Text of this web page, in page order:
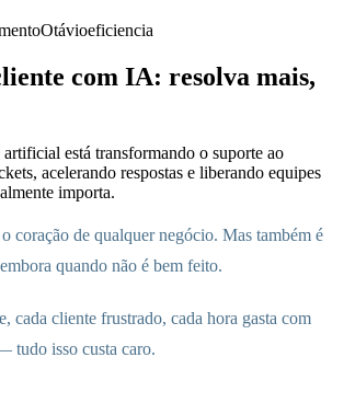
Otávioeficiencia
com IA: resolva mais,
está transformando o suporte ao
acelerando respostas e liberando equipes
importa.
coração de qualquer negócio. Mas também é
quando não é bem feito.
cada cliente frustrado, cada hora gasta com
tudo isso custa caro.